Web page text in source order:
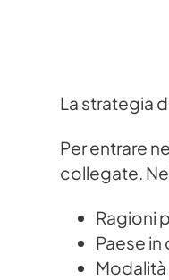
La strategia
Per entrare
collegate.
Ragioni
Paese in